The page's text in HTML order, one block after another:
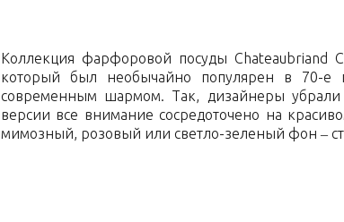
Коллекция фарфоровой посуды Chateaubriand
который был необычайно популярен в 70-е
современным шармом. Так, дизайнеры
версии все внимание сосредоточено на
мимозный, розовый или светло-зеленый фон –